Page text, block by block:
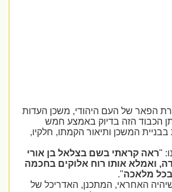
הפאר של העם היהודי, משכן העדות
הכבוד הזה בדיוק באמצע חמש
המשכן ותיאור הקמתו, חלקיו,
ראה קראתי בשם בצלאל בן אורי
ואמלא אותו רוח אלוקים בחכמה
מלאכה".
האחראי, המתכנן, האדריכל של